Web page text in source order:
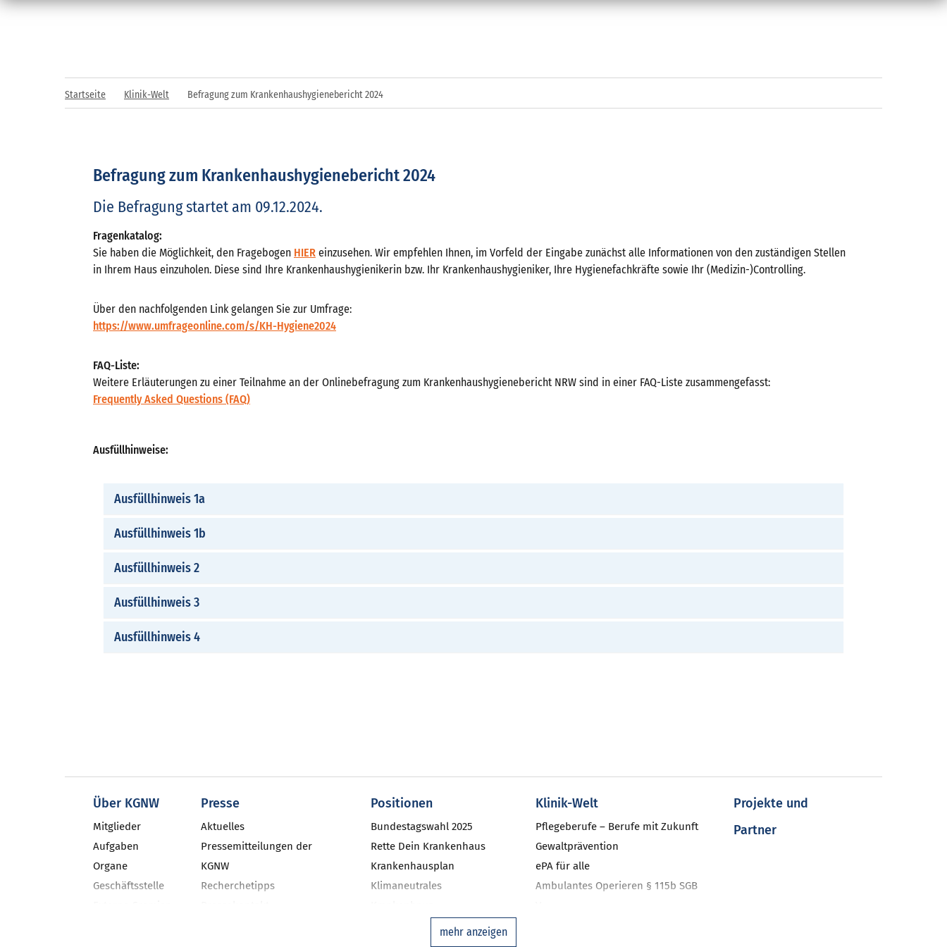
Startseite Klinik-Welt Befragung zum Krankenhaushygienebericht 2024
Befragung zum Krankenhaushygienebericht 2024
Die Befragung startet am 09.12.2024.
Fragenkatalog:
Sie haben die Möglichkeit, den Fragebogen HIER einzusehen. Wir empfehlen Ihnen, im Vorfeld der Eingabe zunächst alle Informationen von den zuständigen Stellen
in Ihrem Haus einzuholen. Diese sind Ihre Krankenhaushygienikerin bzw. Ihr Krankenhaushygieniker, Ihre Hygienefachkräfte sowie Ihr (Medizin-)Controlling.
Über den nachfolgenden Link gelangen Sie zur Umfrage:
https://www.umfrageonline.com/s/KH-Hygiene2024
FAQ-Liste:
Weitere Erläuterungen zu einer Teilnahme an der Onlinebefragung zum Krankenhaushygienebericht NRW sind in einer FAQ-Liste zusammengefasst:
Frequently Asked Questions (FAQ)
Ausfüllhinweise:
Ausfüllhinweis 1a
Ausfüllhinweis 1b
Ausfüllhinweis 2
Ausfüllhinweis 3
Ausfüllhinweis 4
Über KGNW
Mitglieder
Aufgaben
Organe
Geschäftsstelle
Presse
Aktuelles
Pressemitteilungen der
KGNW
Recherchetipps
Positionen
Bundestagswahl 2025
Rette Dein Krankenhaus
Krankenhausplan
Klimaneutrales
Investitionsbarometer NRW
Klinik-Welt
Pflegeberufe – Berufe mit Zukunft
Gewaltprävention
ePA für alle
Ambulantes Operieren § 115b SGB
Projekte und
Partner
mehr anzeigen